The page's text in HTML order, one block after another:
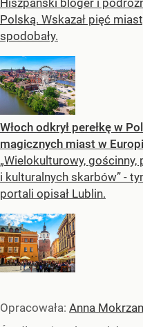
Polską. Wskazał pięć
spodobały.
Włoch odkrył perełkę w
magicznych miast w
„Wielokulturowy, gościnny,
i kulturalnych skarbów” -
portali opisał Lublin.
Opracowała: Anna